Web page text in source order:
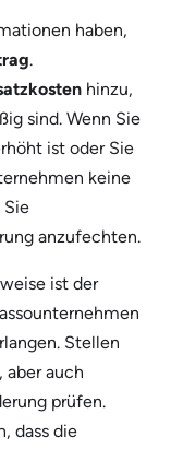
haben,
.
hinzu,
sind. Wenn Sie
ist oder Sie
keine
Sie
anzufechten.
ist der
Stellen
aber auch
prüfen.
dass die